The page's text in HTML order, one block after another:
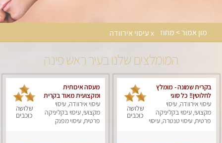
מון אמור > מחוז x עיסוי אירוודה
המומלצים שלנו בעיר ראש פינה
בקרית שמונה - מומלץ
לחלוטין!! כל סוגי
העיסויים מעסה מקצועית
ואיכותית פרטי!!!
עיסוי אירוודה, עיסוי
מקצועי, עיסוי בקליניקה
פרטית, עיסוי טנטרה, עיסוי
שלושה
כוכבים
מעסה איכותית
ומקצועית מאוד בקרית
ביאליק
עיסוי אירוודה, עיסוי
מקצועי, עיסוי בקליניקה
פרטית, עיסוי מפנק
שלושה
כוכבים